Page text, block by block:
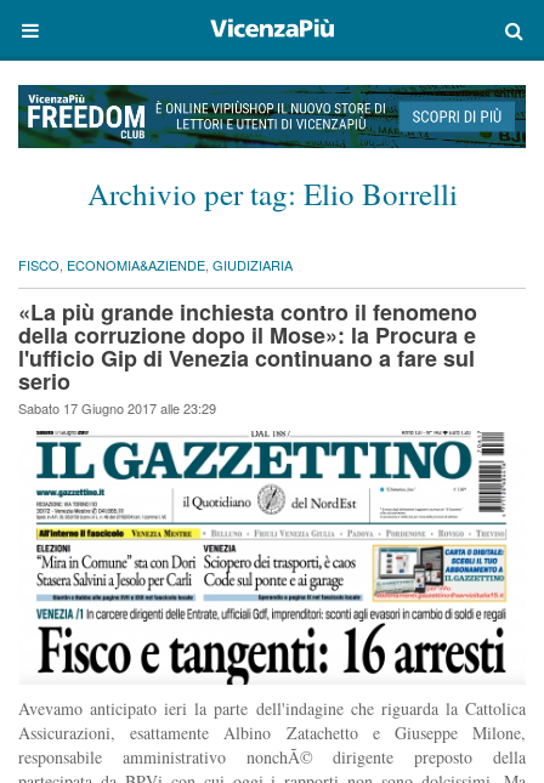
Archivio per tag: Elio Borrelli
FISCO, ECONOMIA&AZIENDE, GIUDIZIARIA
«La più grande inchiesta contro il fenomeno
della corruzione dopo il Mose»: la Procura e
l'ufficio Gip di Venezia continuano a fare sul
serio
Sabato 17 Giugno 2017 alle 23:29
Avevamo anticipato ieri la parte dell'indagine che riguarda la Cattolica
Assicurazioni, esattamente Albino Zatachetto e Giuseppe Milone,
responsabile amministrativo nonchÃ© dirigente preposto della